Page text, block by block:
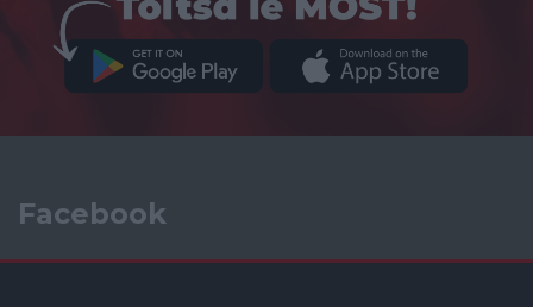
Facebook